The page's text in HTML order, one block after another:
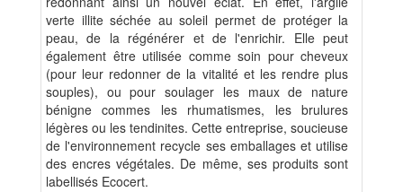
verte illite séchée au soleil permet de protéger la
peau, de la régénérer et de l'enrichir. Elle peut
également être utilisée comme soin pour cheveux
(pour leur redonner de la vitalité et les rendre plus
souples), ou pour soulager les maux de nature
bénigne commes les rhumatismes, les brulures
légères ou les tendinites. Cette entreprise, soucieuse
de l'environnement recycle ses emballages et utilise
des encres végétales. De même, ses produits sont
labellisés Ecocert.